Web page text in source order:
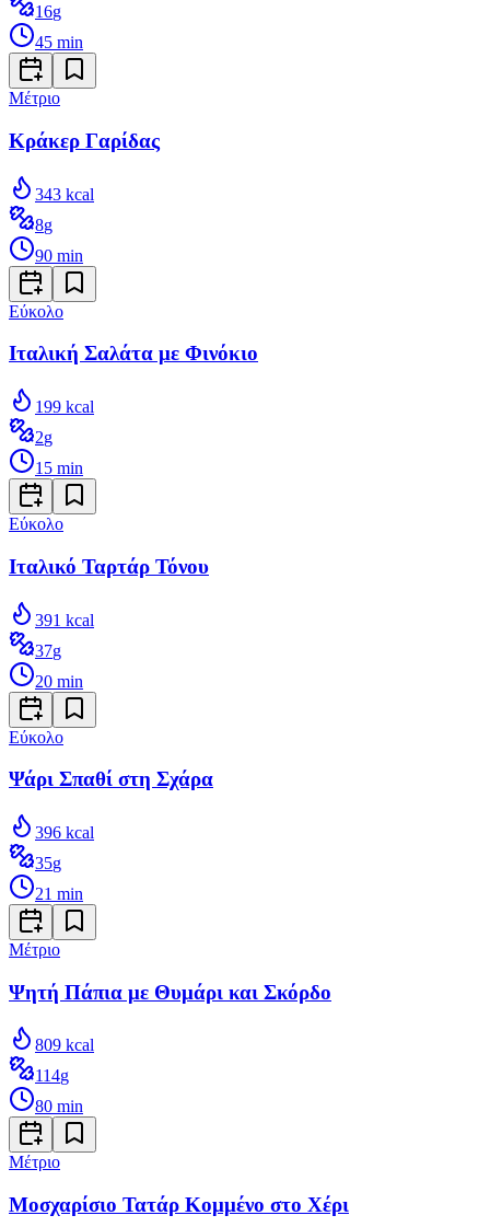
16g
45 min
Μέτριο
Κράκερ Γαρίδας
343 kcal
8g
90 min
Εύκολο
Ιταλική Σαλάτα με Φινόκιο
199 kcal
2g
15 min
Εύκολο
Ιταλικό Ταρτάρ Τόνου
391 kcal
37g
20 min
Εύκολο
Ψάρι Σπαθί στη Σχάρα
396 kcal
35g
21 min
Μέτριο
Ψητή Πάπια με Θυμάρι και Σκόρδο
809 kcal
114g
80 min
Μέτριο
Μοσχαρίσιο Τατάρ Κομμένο στο Χέρι